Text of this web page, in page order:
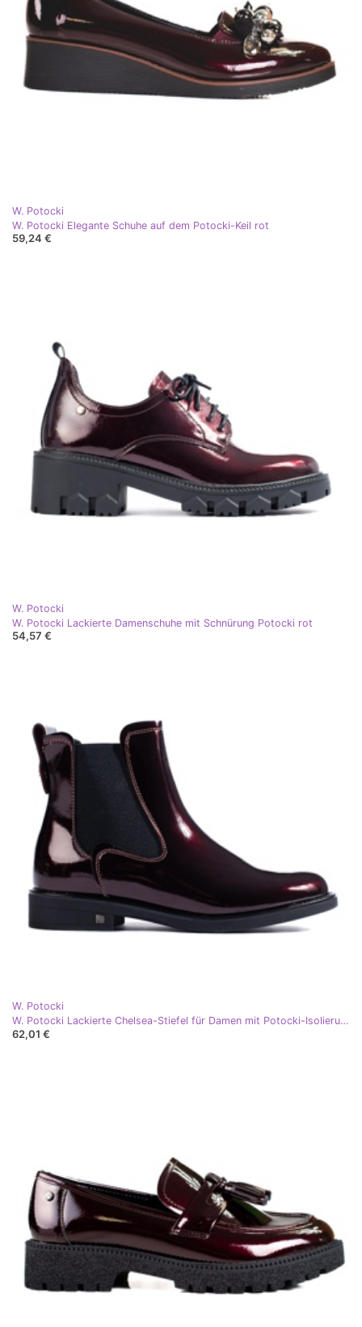
W. Potocki
W. Potocki Elegante Schuhe auf dem Potocki-Keil rot
59,24 €
W. Potocki
W. Potocki Lackierte Damenschuhe mit Schnürung Potocki rot
54,57 €
W. Potocki
W. Potocki Lackierte Chelsea-Stiefel für Damen mit Potocki-Isolierung rot
62,01 €